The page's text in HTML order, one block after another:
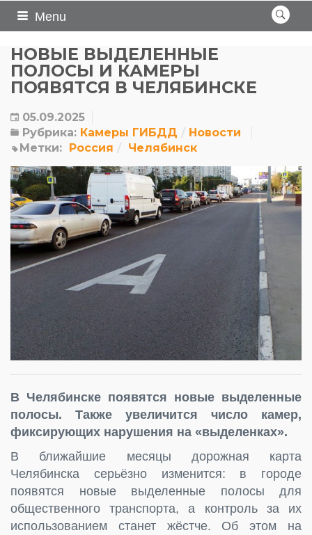
Menu
НОВЫЕ ВЫДЕЛЕННЫЕ
ПОЛОСЫ И КАМЕРЫ
ПОЯВЯТСЯ В ЧЕЛЯБИНСКЕ
05.09.2025
Рубрика: Камеры ГИБДД
Новости
Метки: Россия Челябинск
В Челябинске появятся новые выделенные
полосы. Также увеличится число камер,
фиксирующих нарушения на «выделенках».
В ближайшие месяцы дорожная карта
Челябинска серьёзно изменится: в городе
появятся новые выделенные полосы для
общественного транспорта, а контроль за их
использованием станет жёстче. Об этом на